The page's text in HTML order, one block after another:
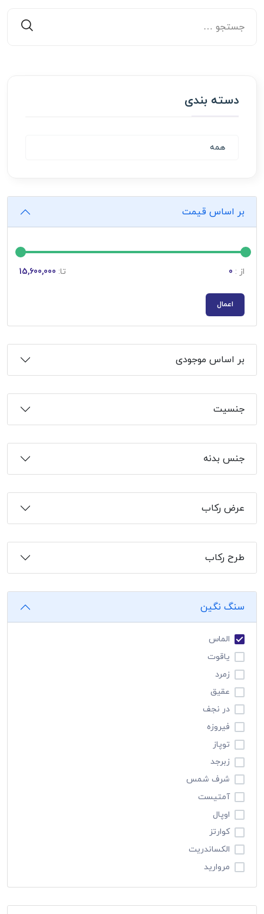
دسته بندی
همه
بر اساس قیمت
از : 0 تا: 15,600,000
اعمال
بر اساس موجودی
جنسیت
جنس بدنه
عرض رکاب
طرح رکاب
سنگ نگین
الماس
یاقوت
زمرد
عقیق
در نجف
فیروزه
توپاز
زبرجد
شرف شمس
آمتیست
اوپال
کوارتز
الکساندریت
مروارید